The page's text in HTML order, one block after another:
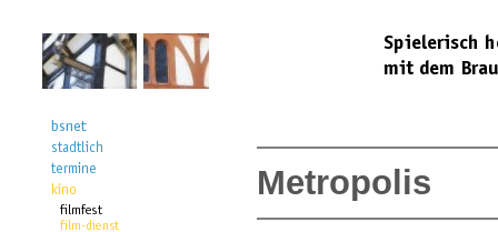
Metropolis